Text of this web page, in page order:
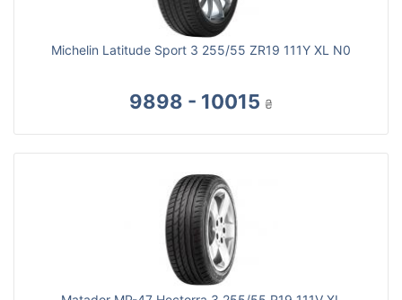
Michelin Latitude Sport 3 255/55 ZR19 111Y XL N0
9898 - 10015 ₴